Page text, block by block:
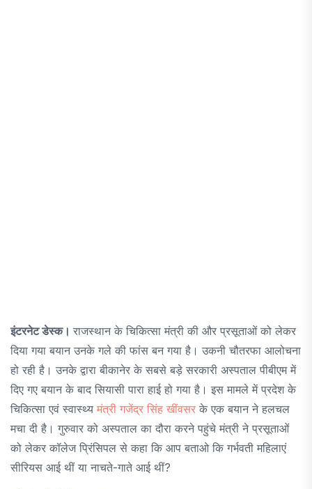
इंटरनेट डेस्क। राजस्थान के चिकित्सा मंत्री की और प्रसूताओं को लेकर
दिया गया बयान उनके गले की फांस बन गया है। उकनी चौतरफा आलोचना
हो रही है। उनके द्वारा बीकानेर के सबसे बड़े सरकारी अस्पताल पीबीएम में
दिए गए बयान के बाद सियासी पारा हाई हो गया है। इस मामले में प्रदेश के
चिकित्सा एवं स्वास्थ्य मंत्री गजेंद्र सिंह खींवसर के एक बयान ने हलचल
मचा दी है। गुरुवार को अस्पताल का दौरा करने पहुंचे मंत्री ने प्रसूताओं
को लेकर कॉलेज प्रिंसिपल से कहा कि आप बताओ कि गर्भवती महिलाएं
सीरियस आई थीं या नाचते-गाते आई थीं?